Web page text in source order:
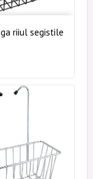
riiul segistile